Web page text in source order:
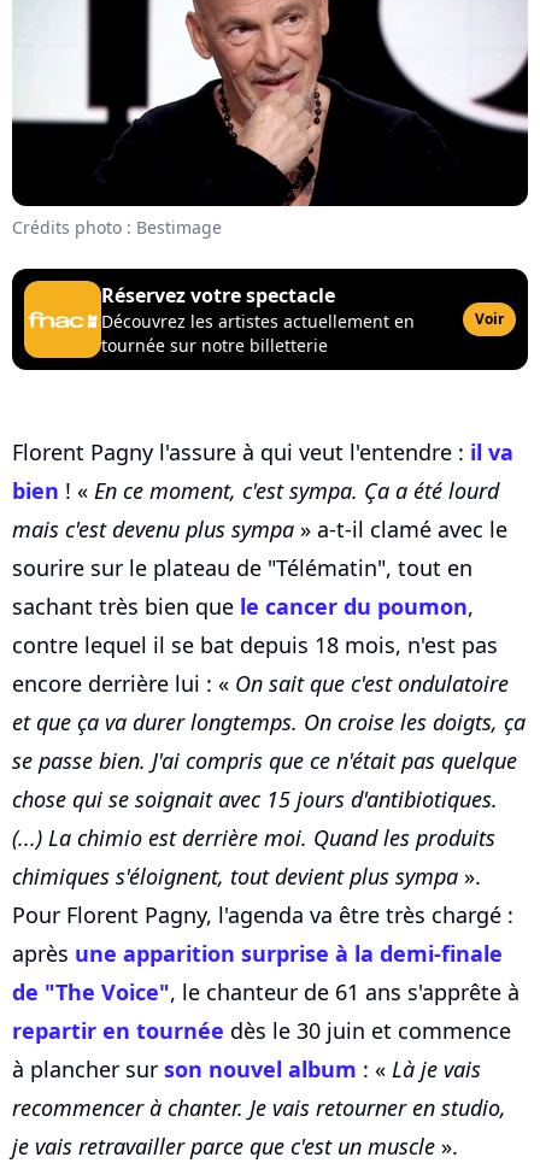
Crédits photo : Bestimage
Réservez votre spectacle
Découvrez les artistes actuellement en
tournée sur notre billetterie
Voir
Florent Pagny l'assure à qui veut l'entendre : il va
bien ! « En ce moment, c'est sympa. Ça a été lourd
mais c'est devenu plus sympa » a-t-il clamé avec le
sourire sur le plateau de "Télématin", tout en
sachant très bien que le cancer du poumon,
contre lequel il se bat depuis 18 mois, n'est pas
encore derrière lui : « On sait que c'est ondulatoire
et que ça va durer longtemps. On croise les doigts, ça
se passe bien. J'ai compris que ce n'était pas quelque
chose qui se soignait avec 15 jours d'antibiotiques.
(...) La chimio est derrière moi. Quand les produits
chimiques s'éloignent, tout devient plus sympa ».
Pour Florent Pagny, l'agenda va être très chargé :
après une apparition surprise à la demi-finale
de "The Voice", le chanteur de 61 ans s'apprête à
repartir en tournée dès le 30 juin et commence
à plancher sur son nouvel album : « Là je vais
recommencer à chanter. Je vais retourner en studio,
je vais retravailler parce que c'est un muscle ».